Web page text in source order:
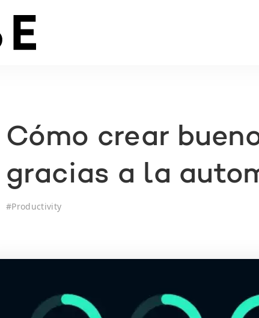
Cómo crear
gracias a la
#Productivity